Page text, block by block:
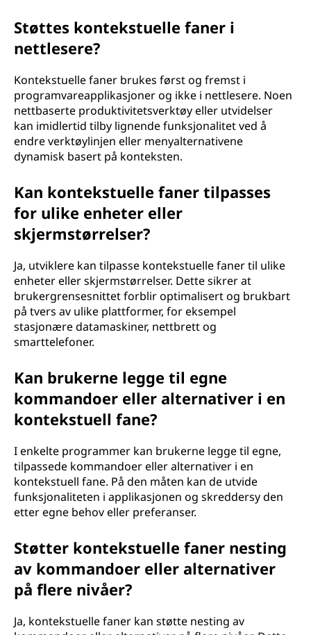
Støttes kontekstuelle faner i
nettlesere?
Kontekstuelle faner brukes først og fremst i
programvareapplikasjoner og ikke i nettlesere. Noen
nettbaserte produktivitetsverktøy eller utvidelser
kan imidlertid tilby lignende funksjonalitet ved å
endre verktøylinjen eller menyalternativene
dynamisk basert på konteksten.
Kan kontekstuelle faner tilpasses
for ulike enheter eller
skjermstørrelser?
Ja, utviklere kan tilpasse kontekstuelle faner til ulike
enheter eller skjermstørrelser. Dette sikrer at
brukergrensesnittet forblir optimalisert og brukbart
på tvers av ulike plattformer, for eksempel
stasjonære datamaskiner, nettbrett og
smarttelefoner.
Kan brukerne legge til egne
kommandoer eller alternativer i en
kontekstuell fane?
I enkelte programmer kan brukerne legge til egne,
tilpassede kommandoer eller alternativer i en
kontekstuell fane. På den måten kan de utvide
funksjonaliteten i applikasjonen og skreddersy den
etter egne behov eller preferanser.
Støtter kontekstuelle faner nesting
av kommandoer eller alternativer
på flere nivåer?
Ja, kontekstuelle faner kan støtte nesting av